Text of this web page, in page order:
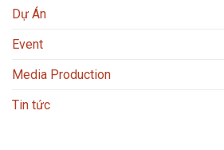
Dự Án
Event
Media Production
Tin tức